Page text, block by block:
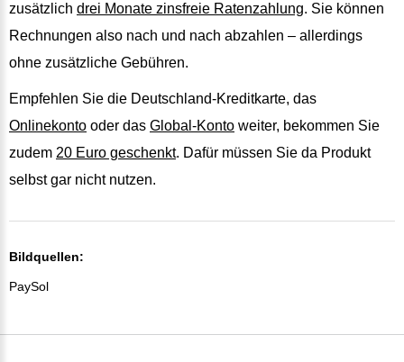
zusätzlich drei Monate zinsfreie Ratenzahlung. Sie können
Rechnungen also nach und nach abzahlen – allerdings
ohne zusätzliche Gebühren.
Empfehlen Sie die Deutschland-Kreditkarte, das
Onlinekonto oder das Global-Konto weiter, bekommen Sie
zudem 20 Euro geschenkt. Dafür müssen Sie da Produkt
selbst gar nicht nutzen.
Bildquellen:
PaySol